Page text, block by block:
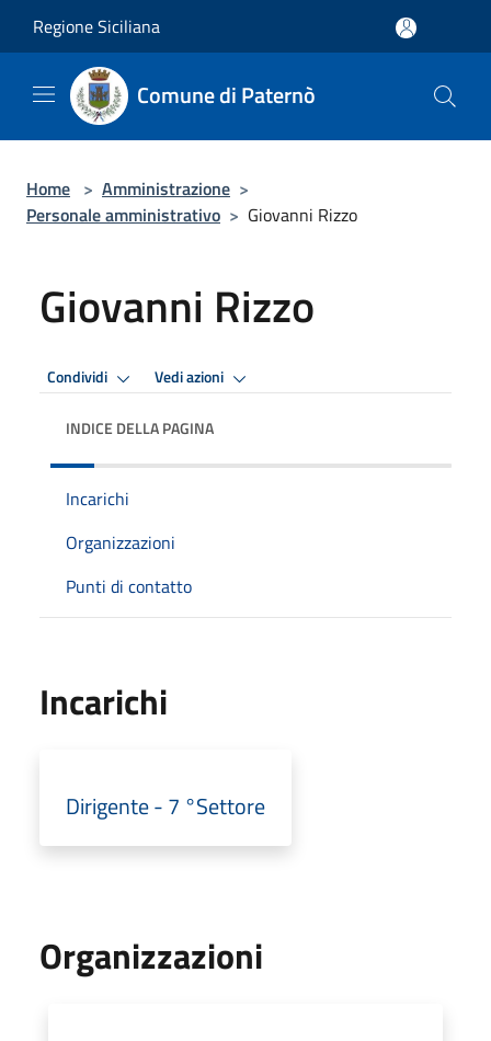
Regione Siciliana
Comune di Paternò
Home > Amministrazione >
Personale amministrativo > Giovanni Rizzo
Giovanni Rizzo
Condividi Vedi azioni
INDICE DELLA PAGINA
Incarichi
Organizzazioni
Punti di contatto
Incarichi
Dirigente - 7 °Settore
Organizzazioni